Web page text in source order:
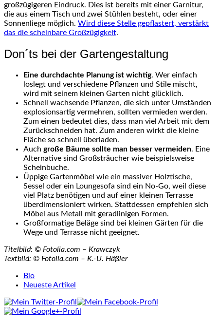
großzügigeren Eindruck. Dies ist bereits mit einer Garnitur,
die aus einem Tisch und zwei Stühlen besteht, oder einer
Sonnenliege möglich. Wird diese Stelle gepflastert, verstärkt
das die scheinbare Großzügigkeit.
Don´ts bei der Gartengestaltung
Eine durchdachte Planung ist wichtig. Wer einfach
loslegt und verschiedene Pflanzen und Stile mischt,
wird mit seinem kleinen Garten nicht glücklich.
Schnell wachsende Pflanzen, die sich unter Umständen
explosionsartig vermehren, sollten vermieden werden.
Zum einen bedeutet dies, dass man viel Arbeit mit dem
Zurückschneiden hat. Zum anderen wirkt die kleine
Fläche so schnell überladen.
Auch große Bäume sollte man besser vermeiden. Eine
Alternative sind Großsträucher wie beispielsweise
Scheinbuche.
Üppige Gartenmöbel wie ein massiver Holztische,
Sessel oder ein Loungesofa sind ein No-Go, weil diese
viel Platz benötigen und auf einer kleinen Terrasse
überdimensioniert wirken. Stattdessen empfehlen sich
Möbel aus Metall mit geradlinigen Formen.
Großformatige Beläge sind bei kleinen Gärten für die
Wege und Terrasse nicht geeignet.
Titelbild: © Fotolia.com – Krawczyk
Textbild: © Fotolia.com – K.-U. Häßler
following
tabs
change
Bio
Neueste Artikel